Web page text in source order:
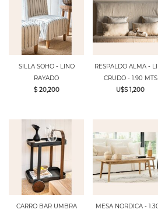
SILLA SOHO - LINO
RAYADO
$ 20,200
RESPALDO ALMA -
CRUDO - 1.90 MTS
U$S 1,200
CARRO BAR UMBRA
MESA NORDICA -